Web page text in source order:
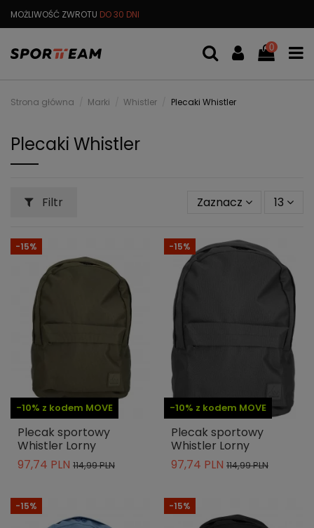
MOŻLIWOŚĆ ZWROTU DO 30 DNI
0
Strona główna Marki Whistler Plecaki Whistler
Plecaki Whistler
Filtr Zaznacz 13
-10% z kodem MOVE
-15%
Plecak sportowy
Whistler Lorny
97,74 PLN 114,99 PLN
-10% z kodem MOVE
-15%
Plecak sportowy
Whistler Lorny
97,74 PLN 114,99 PLN
-15% -15%